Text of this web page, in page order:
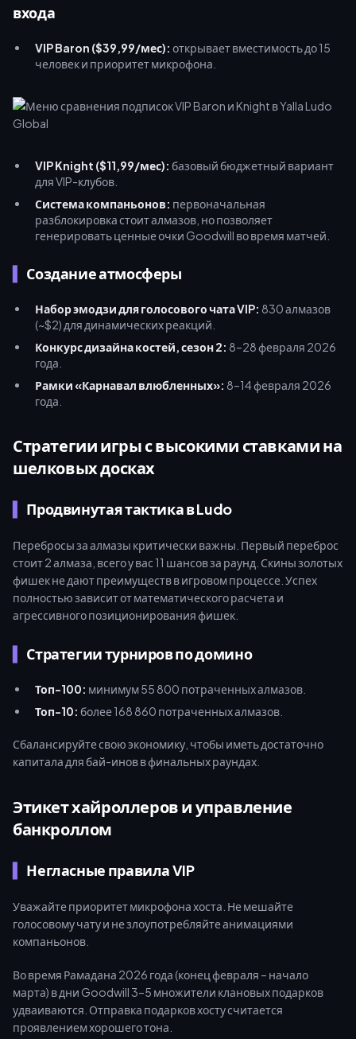
входа
VIP Baron ($39,99/мес): открывает вместимость до 15
человек и приоритет микрофона.
VIP Knight ($11,99/мес): базовый бюджетный вариант
для VIP-клубов.
Система компаньонов: первоначальная
разблокировка стоит алмазов, но позволяет
генерировать ценные очки Goodwill во время матчей.
Создание атмосферы
Набор эмодзи для голосового чата VIP: 830 алмазов
(~$2) для динамических реакций.
Конкурс дизайна костей, сезон 2: 8–28 февраля 2026
года.
Рамки «Карнавал влюбленных»: 8–14 февраля 2026
года.
Стратегии игры с высокими ставками на
шелковых досках
Продвинутая тактика в Ludo
Перебросы за алмазы критически важны. Первый переброс
стоит 2 алмаза, всего у вас 11 шансов за раунд. Скины золотых
фишек не дают преимуществ в игровом процессе. Успех
полностью зависит от математического расчета и
агрессивного позиционирования фишек.
Стратегии турниров по домино
Топ-100: минимум 55 800 потраченных алмазов.
Топ-10: более 168 860 потраченных алмазов.
Сбалансируйте свою экономику, чтобы иметь достаточно
капитала для бай-инов в финальных раундах.
Этикет хайроллеров и управление
банкроллом
Негласные правила VIP
Уважайте приоритет микрофона хоста. Не мешайте
голосовому чату и не злоупотребляйте анимациями
компаньонов.
Во время Рамадана 2026 года (конец февраля – начало
марта) в дни Goodwill 3–5 множители клановых подарков
удваиваются. Отправка подарков хосту считается
проявлением хорошего тона.